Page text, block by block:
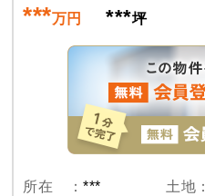
***万円 ***坪
所在 ：***
土地：